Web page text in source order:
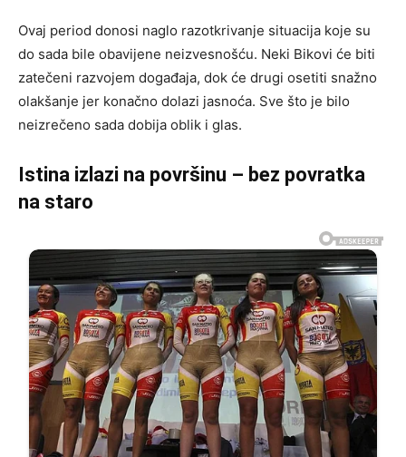
Ovaj period donosi naglo razotkrivanje situacija koje su
do sada bile obavijene neizvesnošću. Neki Bikovi će biti
zatečeni razvojem događaja, dok će drugi osetiti snažno
olakšanje jer konačno dolazi jasnoća. Sve što je bilo
neizrečeno sada dobija oblik i glas.
Istina izlazi na površinu – bez povratka
na staro